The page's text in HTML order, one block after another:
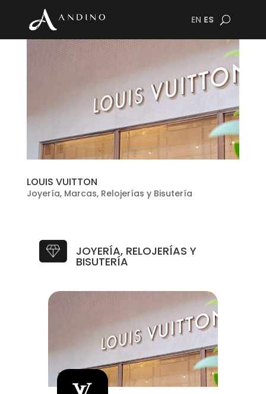
EN ES
LOUIS VUITTON
Joyería, Marcas, Relojerías y Bisutería
JOYERÍA, RELOJERÍAS Y
BISUTERÍA